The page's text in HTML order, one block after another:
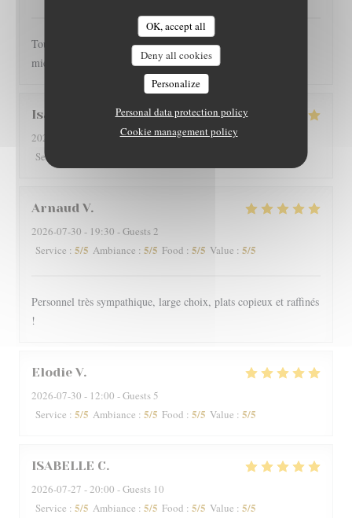
OK, accept all
Deny all cookies
Personalize
Personal data protection policy
Cookie management policy
Toujours très bien servi et un régal pour les papilles il y a pas
mieux sur Grenoble rapport qualité-prix
Isabelle
2026-08-01
- 12:15 - Guests 4
Service
Arnaud V
2026-07-30 - 19:30 - Guests 2
Service : 5/5 Ambiance : 5/5 Food : 5/5 Value : 5/5
Personnel très sympathique, large choix, plats copieux et raffinés
!
Elodie V
2026-07-30 - 12:00 - Guests 5
Service : 5/5 Ambiance : 5/5 Food : 5/5 Value : 5/5
ISABELLE C
2026-07-27 - 20:00 - Guests 10
Service : 5/5 Ambiance : 5/5 Food : 5/5 Value : 5/5